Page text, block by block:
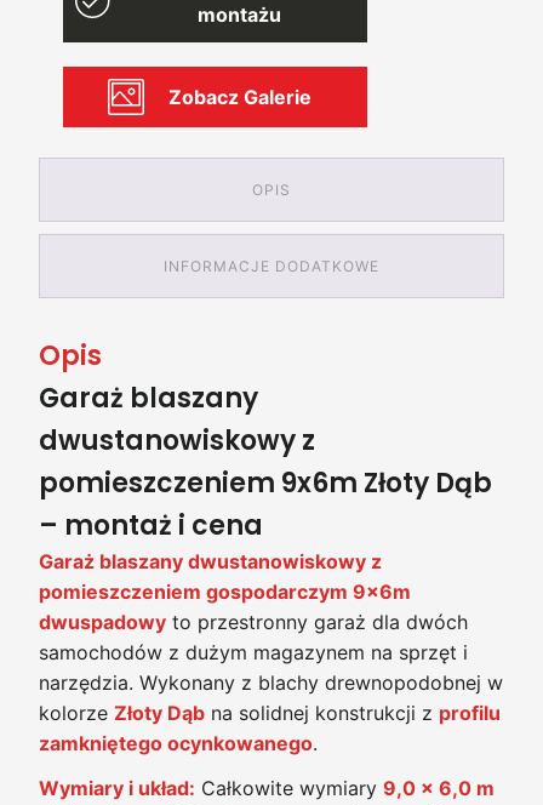
pomieszczeniem
montażu
Zobacz Galerie
OPIS
INFORMACJE DODATKOWE
Opis
Garaż blaszany
dwustanowiskowy z
pomieszczeniem 9x6m Złoty Dąb
– montaż i cena
Garaż blaszany dwustanowiskowy z
pomieszczeniem gospodarczym 9x6m
dwuspadowy to przestronny garaż dla dwóch
samochodów z dużym magazynem na sprzęt i
narzędzia. Wykonany z blachy drewnopodobnej w
kolorze Złoty Dąb na solidnej konstrukcji z profilu
zamkniętego ocynkowanego.
Wymiary i układ: Całkowite wymiary 9,0 x 6,0 m